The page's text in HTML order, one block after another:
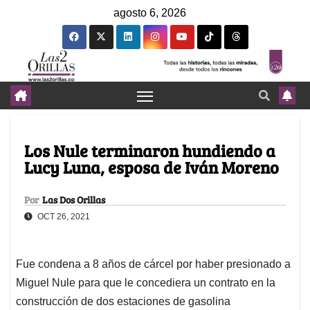
agosto 6, 2026
Los Nule terminaron hundiendo a
Lucy Luna, esposa de Iván Moreno
Por Las Dos Orillas
OCT 26, 2021
Fue condena a 8 años de cárcel por haber presionado a
Miguel Nule para que le concediera un contrato en la
construcción de dos estaciones de gasolina